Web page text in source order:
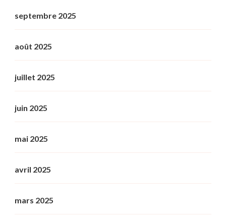
septembre 2025
août 2025
juillet 2025
juin 2025
mai 2025
avril 2025
mars 2025